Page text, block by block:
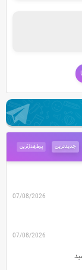
پرطرفدارترین جدیدترین
07/08/2026
07/08/2026